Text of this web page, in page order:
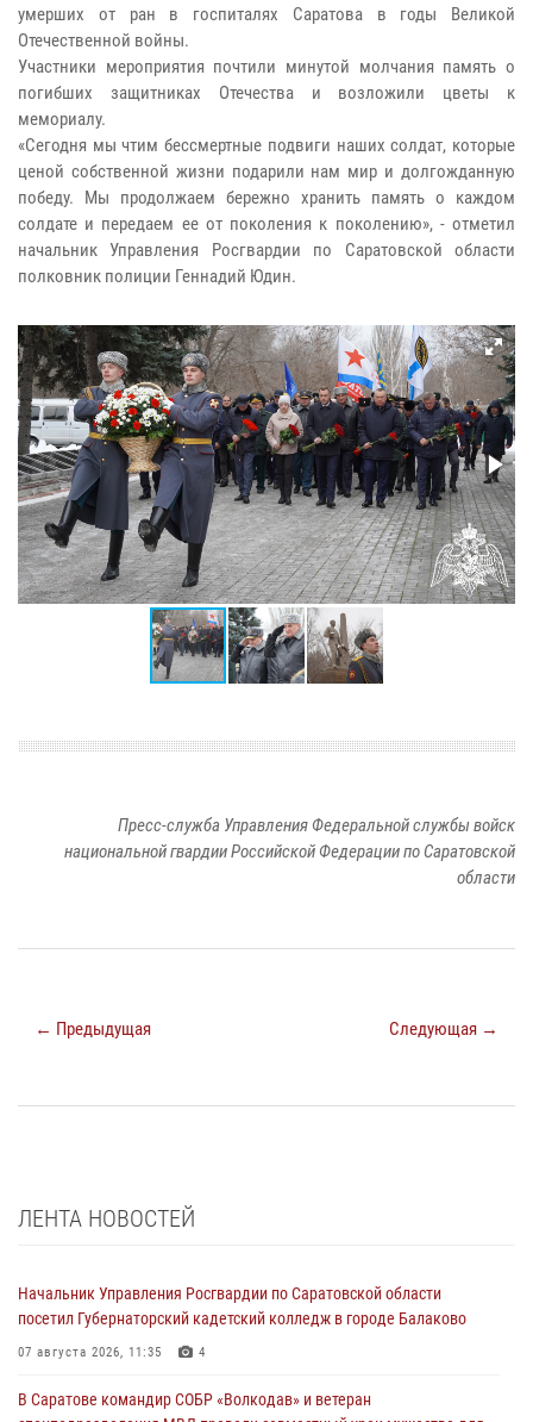
умерших от ран в госпиталях Саратова в годы Великой
Отечественной войны.
Участники мероприятия почтили минутой молчания память о
погибших защитниках Отечества и возложили цветы к
мемориалу.
«Сегодня мы чтим бессмертные подвиги наших солдат, которые
ценой собственной жизни подарили нам мир и долгожданную
победу. Мы продолжаем бережно хранить память о каждом
солдате и передаем ее от поколения к поколению», - отметил
начальник Управления Росгвардии по Саратовской области
полковник полиции Геннадий Юдин.
Пресс-служба Управления Федеральной службы войск
национальной гвардии Российской Федерации по Саратовской
области
← Предыдущая Следующая →
ЛЕНТА НОВОСТЕЙ
Начальник Управления Росгвардии по Саратовской области
посетил Губернаторский кадетский колледж в городе Балаково
07 августа 2026, 11:35 4
В Саратове командир СОБР «Волкодав» и ветеран